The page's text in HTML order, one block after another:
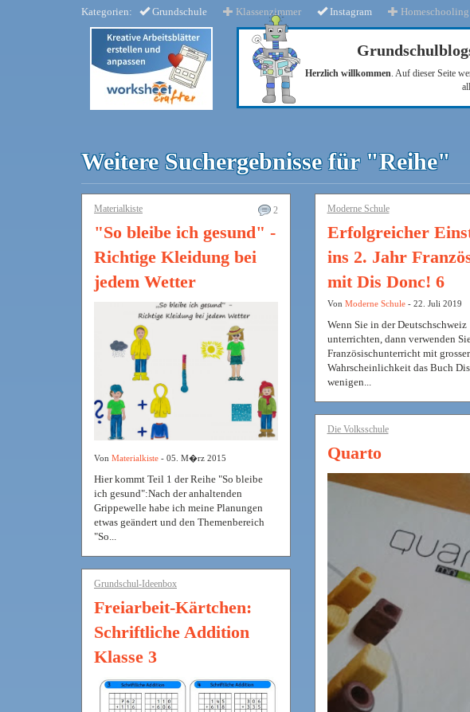
Kategorien: Grundschule Klassenzimmer Instagram Homeschooling
Herzlich willkommen. Auf dieser Seite
Weitere Suchergebnisse für "Reihe"
2
Materialkiste
"So bleibe ich gesund" -
Richtige Kleidung bei
jedem Wetter
Von Materialkiste - 05. M�rz 2015
Hier kommt Teil 1 der Reihe "So bleibe
ich gesund":Nach der anhaltenden
Grippewelle habe ich meine Planungen
etwas geändert und den Themenbereich
"So...
Grundschul-Ideenbox
Freiarbeit-Kärtchen:
Schriftliche Addition
Klasse 3
Moderne Schule
Erfolgreicher
ins 2. Jahr
mit Dis Donc! 6
Von Moderne Schule- 22. Juli 2019
Wenn Sie in der Deutschschweiz
unterrichten, dann verwenden
Französischunterricht mit grosser
Wahrscheinlichkeit das Buch
wenigen...
Die Volksschule
Quarto